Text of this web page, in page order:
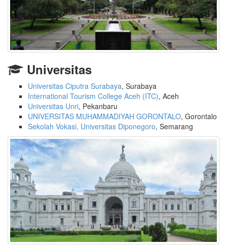
Universitas
Universitas Ciputra Surabaya, Surabaya
International Tourism College Aceh (ITC), Aceh
Universitas Unri, Pekanbaru
UNIVERSITAS MUHAMMADIYAH GORONTALO, Gorontalo
Sekolah Vokasi, Universitas Diponegoro, Semarang